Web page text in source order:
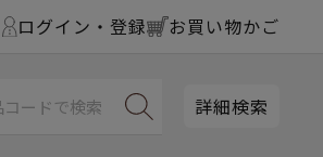
ログイン・登録 お買い物かご
詳細検索